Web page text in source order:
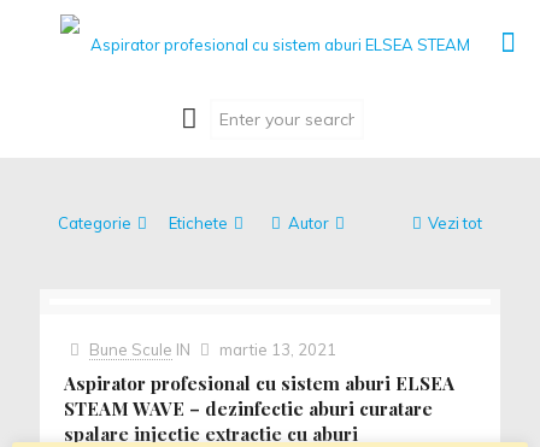
Categorie Etichete Autor Vezi tot
Bune Scule IN martie 13, 2021
Aspirator profesional cu sistem aburi ELSEA
STEAM WAVE – dezinfectie aburi curatare
spalare injectie extractie cu aburi